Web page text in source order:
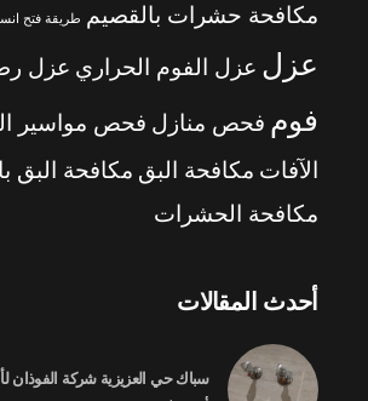
مكافحة حشرات بالقصيم
طريقة فتح
عزل عزل الفوم الحراري عزل
فوم فحص منازل فحص مواسير
الآفات مكافحة البق مكافحة البق
مكافحة الحشرات
أحدث المقالات
سباك حي العزيزية شركة الفوذان